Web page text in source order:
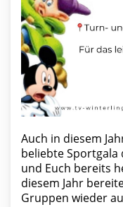
Auch in diesem
beliebte
und Euch bereits
diesem Jahr
Gruppen wieder